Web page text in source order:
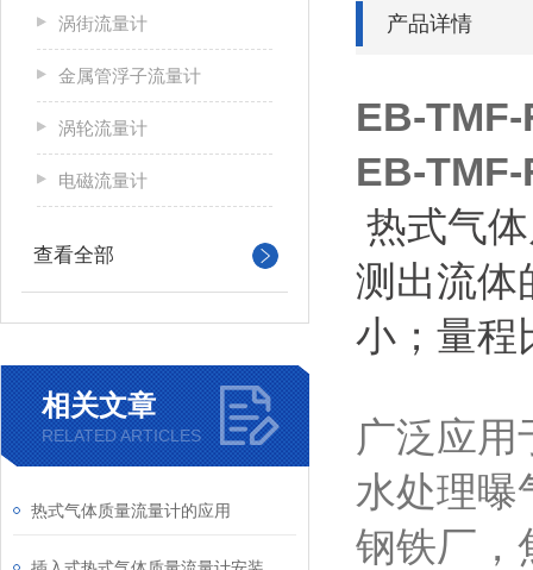
涡街流量计
金属管浮子流量计
涡轮流量计
电磁流量计
查看全部
相关文章
RELATED ARTICLES
热式气体质量流量计的应用
产品详情
EB-
EB-
热式气
测出流体
小；量程
广泛应用
水处理曝
钢铁厂，